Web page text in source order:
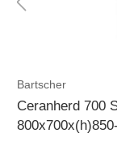
Bartscher
Ceranherd 700